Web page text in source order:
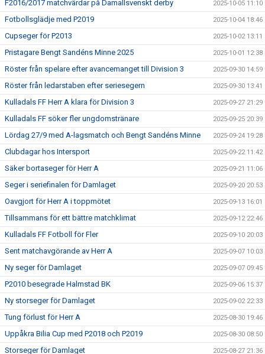
F2016/2017 matchvärdar på Damallsvenskt derby 2025-10-05 11:10
Fotbollsglädje med P2019 2025-10-04 18:46
Cupseger för P2013 2025-10-02 13:11
Pristagare Bengt Sandéns Minne 2025 2025-10-01 12:38
Röster från spelare efter avancemanget till Division 3 2025-09-30 14:59
Röster från ledarstaben efter seriesegern 2025-09-30 13:41
Kulladals FF Herr A klara för Division 3 2025-09-27 21:29
Kulladals FF söker fler ungdomstränare 2025-09-25 20:39
Lördag 27/9 med A-lagsmatch och Bengt Sandéns Minne 2025-09-24 19:28
Clubdagar hos Intersport 2025-09-22 11:42
Säker bortaseger för Herr A 2025-09-21 11:06
Seger i seriefinalen för Damlaget 2025-09-20 20:53
Oavgjort för Herr A i toppmötet 2025-09-13 16:01
Tillsammans för ett bättre matchklimat 2025-09-12 22:46
Kulladals FF Fotboll för Fler 2025-09-10 20:03
Sent matchavgörande av Herr A 2025-09-07 10:03
Ny seger för Damlaget 2025-09-07 09:45
P2010 besegrade Halmstad BK 2025-09-06 15:37
Ny storseger för Damlaget 2025-09-02 22:33
Tung förlust för Herr A 2025-08-30 19:46
Uppåkra Bilia Cup med P2018 och P2019 2025-08-30 08:50
Storseger för Damlaget 2025-08-27 21:36